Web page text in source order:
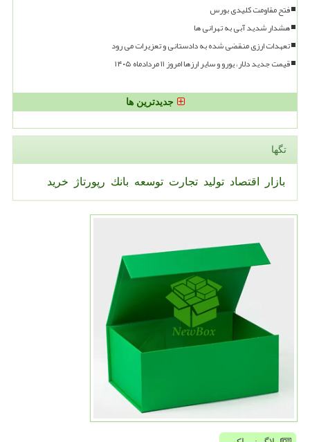
فتح مقاومت کلیدی بورس
هشدار شدید آبی به تهرانی ها
تعهدات ارزی منقضی شده به دادستانی و تعزیرات می رود
قیمت جدید دلار، یورو و سایر ارزها امروز ۱۱ مردادماه ۱۴۰۵
جدیدترین ها
تگها
بازار اقتصاد تولید تجارت توسعه بانك رپورتاژ خرید